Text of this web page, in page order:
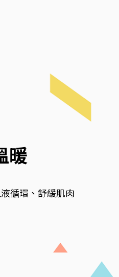
暖
循環、舒緩肌肉